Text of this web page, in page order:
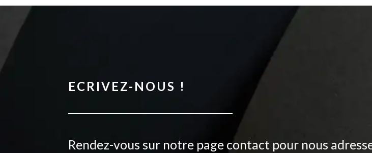
ECRIVEZ-NOUS !
Rendez-vous sur notre page contact pour nous